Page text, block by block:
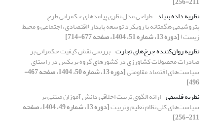
نظریه داده بنیاد طراحی مدل نظری پیامدهای حکمرانی طرح
پتروشیمی هگمتانه با رویکرد توسعه پایدار (اقتصادی، اجتماعی و محیط
زیست)[دوره 13، شماره 51، 1404، صفحه 677-714]
نظریه روان‌کننده چرخ‌های تجارت بررسی نقش کیفیت حکمرانی بر
صادرات محصولات کشاورزی در کشورهای گروه بریکس در راستای
سیاست‌های اقتصاد مقاومتی [دوره 13، شماره 50، 1404، صفحه 467-
496]
نظریه فلسفی ارائه الگوی تربیت اخلاقی دانش آموزان مبتنی بر
سیاست‌های کلی نظام تعلیم وتربیت [دوره 13، شماره 49، 1404، صفحه
211-256]